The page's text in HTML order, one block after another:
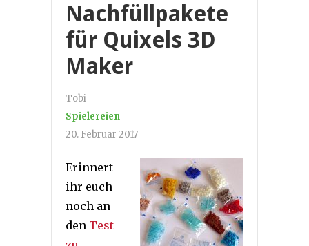
Nachfüllpakete
für Quixels 3D
Maker
Tobi
Spielereien
20. Februar 2017
Erinnert
ihr euch
noch an
den Test